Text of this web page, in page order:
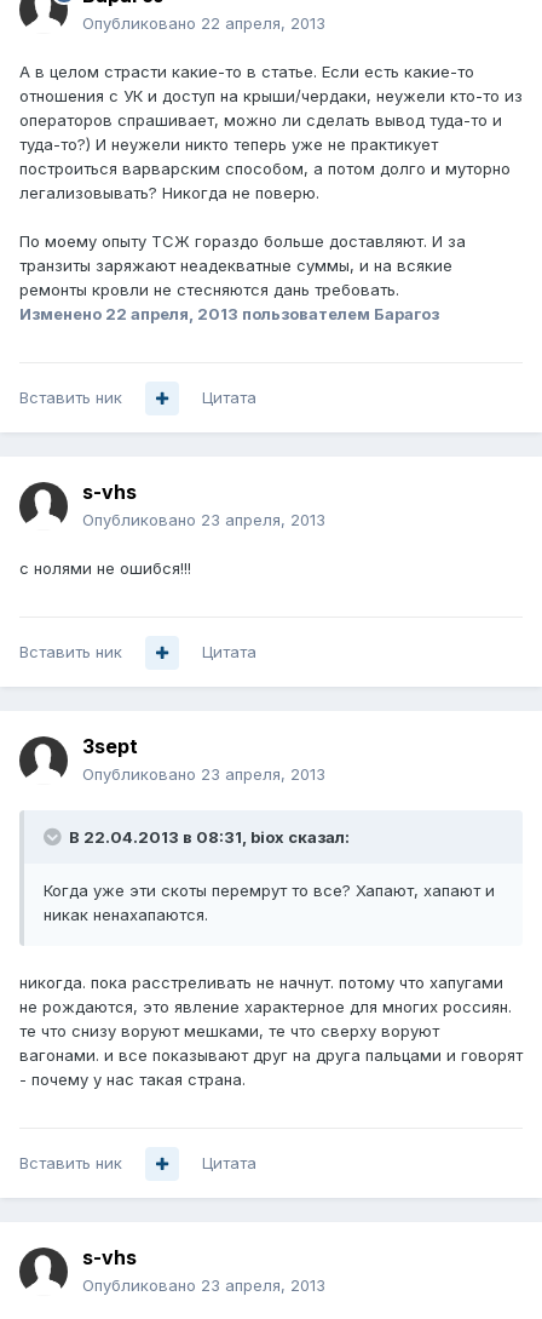
Опубликовано 22 апреля, 2013
А в целом страсти какие-то в статье. Если есть какие-то
отношения с УК и доступ на крыши/чердаки, неужели кто-то из
операторов спрашивает, можно ли сделать вывод туда-то и
туда-то?) И неужели никто теперь уже не практикует
построиться варварским способом, а потом долго и муторно
легализовывать? Никогда не поверю.
По моему опыту ТСЖ гораздо больше доставляют. И за
транзиты заряжают неадекватные суммы, и на всякие
ремонты кровли не стесняются дань требовать.
Изменено 22 апреля, 2013 пользователем Барагоз
Вставить ник Цитата
s-vhs
Опубликовано 23 апреля, 2013
с нолями не ошибся!!!
Вставить ник Цитата
3sept
Опубликовано 23 апреля, 2013
В 22.04.2013 в 08:31, biox сказал:
Когда уже эти скоты перемрут то все? Хапают, хапают и
никак ненахапаются.
никогда. пока расстреливать не начнут. потому что хапугами
не рождаются, это явление характерное для многих россиян.
те что снизу воруют мешками, те что сверху воруют
вагонами. и все показывают друг на друга пальцами и говорят
- почему у нас такая страна.
Вставить ник Цитата
s-vhs
Опубликовано 23 апреля, 2013